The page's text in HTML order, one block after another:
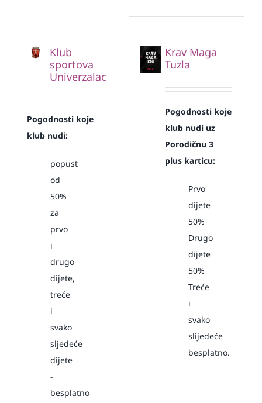
Klub
sportova
Univerzalac
Pogodnosti koje
klub nudi:
popust
od
50%
za
prvo
i
drugo
dijete,
treće
i
svako
sljedeće
dijete
-
besplatno
Krav Maga
Tuzla
Pogodnosti koje
klub nudi uz
Porodičnu 3
plus karticu:
Prvo
dijete
50%
Drugo
dijete
50%
Treće
i
svako
slijedeće
besplatno.